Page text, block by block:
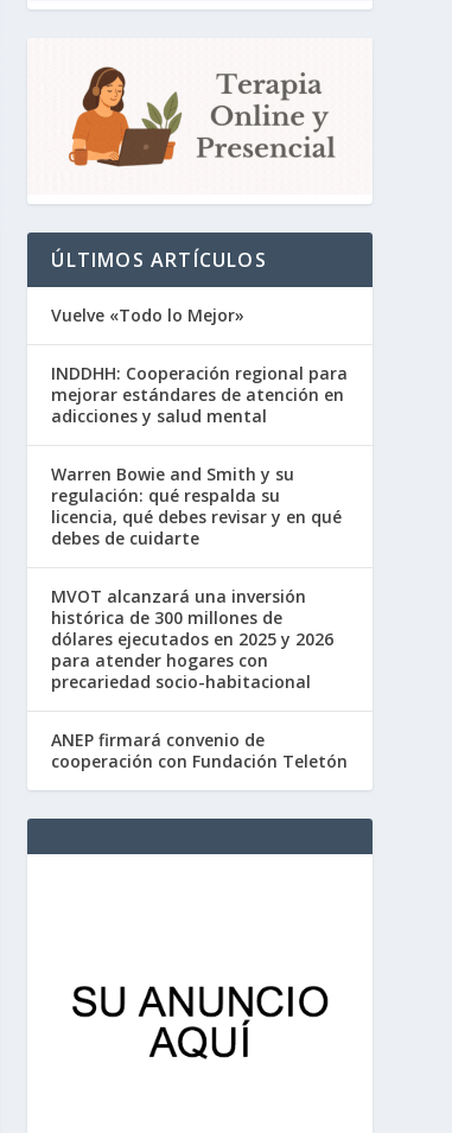
ÚLTIMOS ARTÍCULOS
Vuelve «Todo lo Mejor»
INDDHH: Cooperación regional para
mejorar estándares de atención en
adicciones y salud mental
Warren Bowie and Smith y su
regulación: qué respalda su
licencia, qué debes revisar y en qué
debes de cuidarte
MVOT alcanzará una inversión
histórica de 300 millones de
dólares ejecutados en 2025 y 2026
para atender hogares con
precariedad socio-habitacional
ANEP firmará convenio de
cooperación con Fundación Teletón